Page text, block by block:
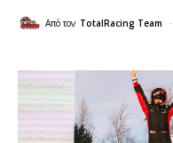
Από τον TotalRacing Team